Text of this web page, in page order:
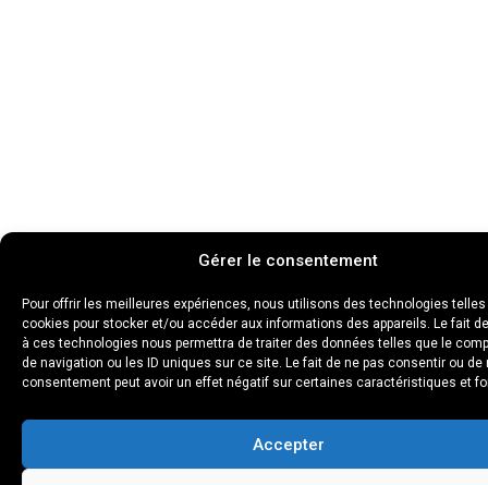
Gérer le consentement
Pour offrir les meilleures expériences, nous utilisons des technologies
cookies pour stocker et/ou accéder aux informations des appareils. Le fait
à ces technologies nous permettra de traiter des données telles que le
de navigation ou les ID uniques sur ce site. Le fait de ne pas consentir ou de
consentement peut avoir un effet négatif sur certaines caractéristiques et
Accepter